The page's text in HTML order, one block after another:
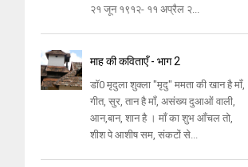
२१ जून १९१२- ११ अप्रैल २...
माह की कविताएँ - भाग 2
डॉ0 मृदुला शुक्ला "मृदु" ममता की खान है माँ,
गीत, सुर, तान है माँ, असंख्य दुआओं वाली,
आन,बान, शान है । माँ का शुभ आँचल तो,
शीश पे आशीष सम, संकटों से...